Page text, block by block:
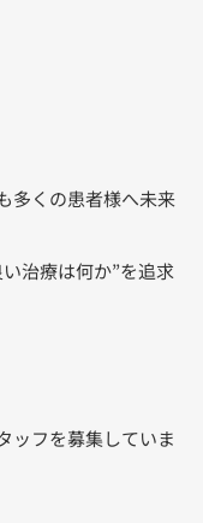
多くの患者様へ未来
治療は何か”を追求
ッフを募集していま